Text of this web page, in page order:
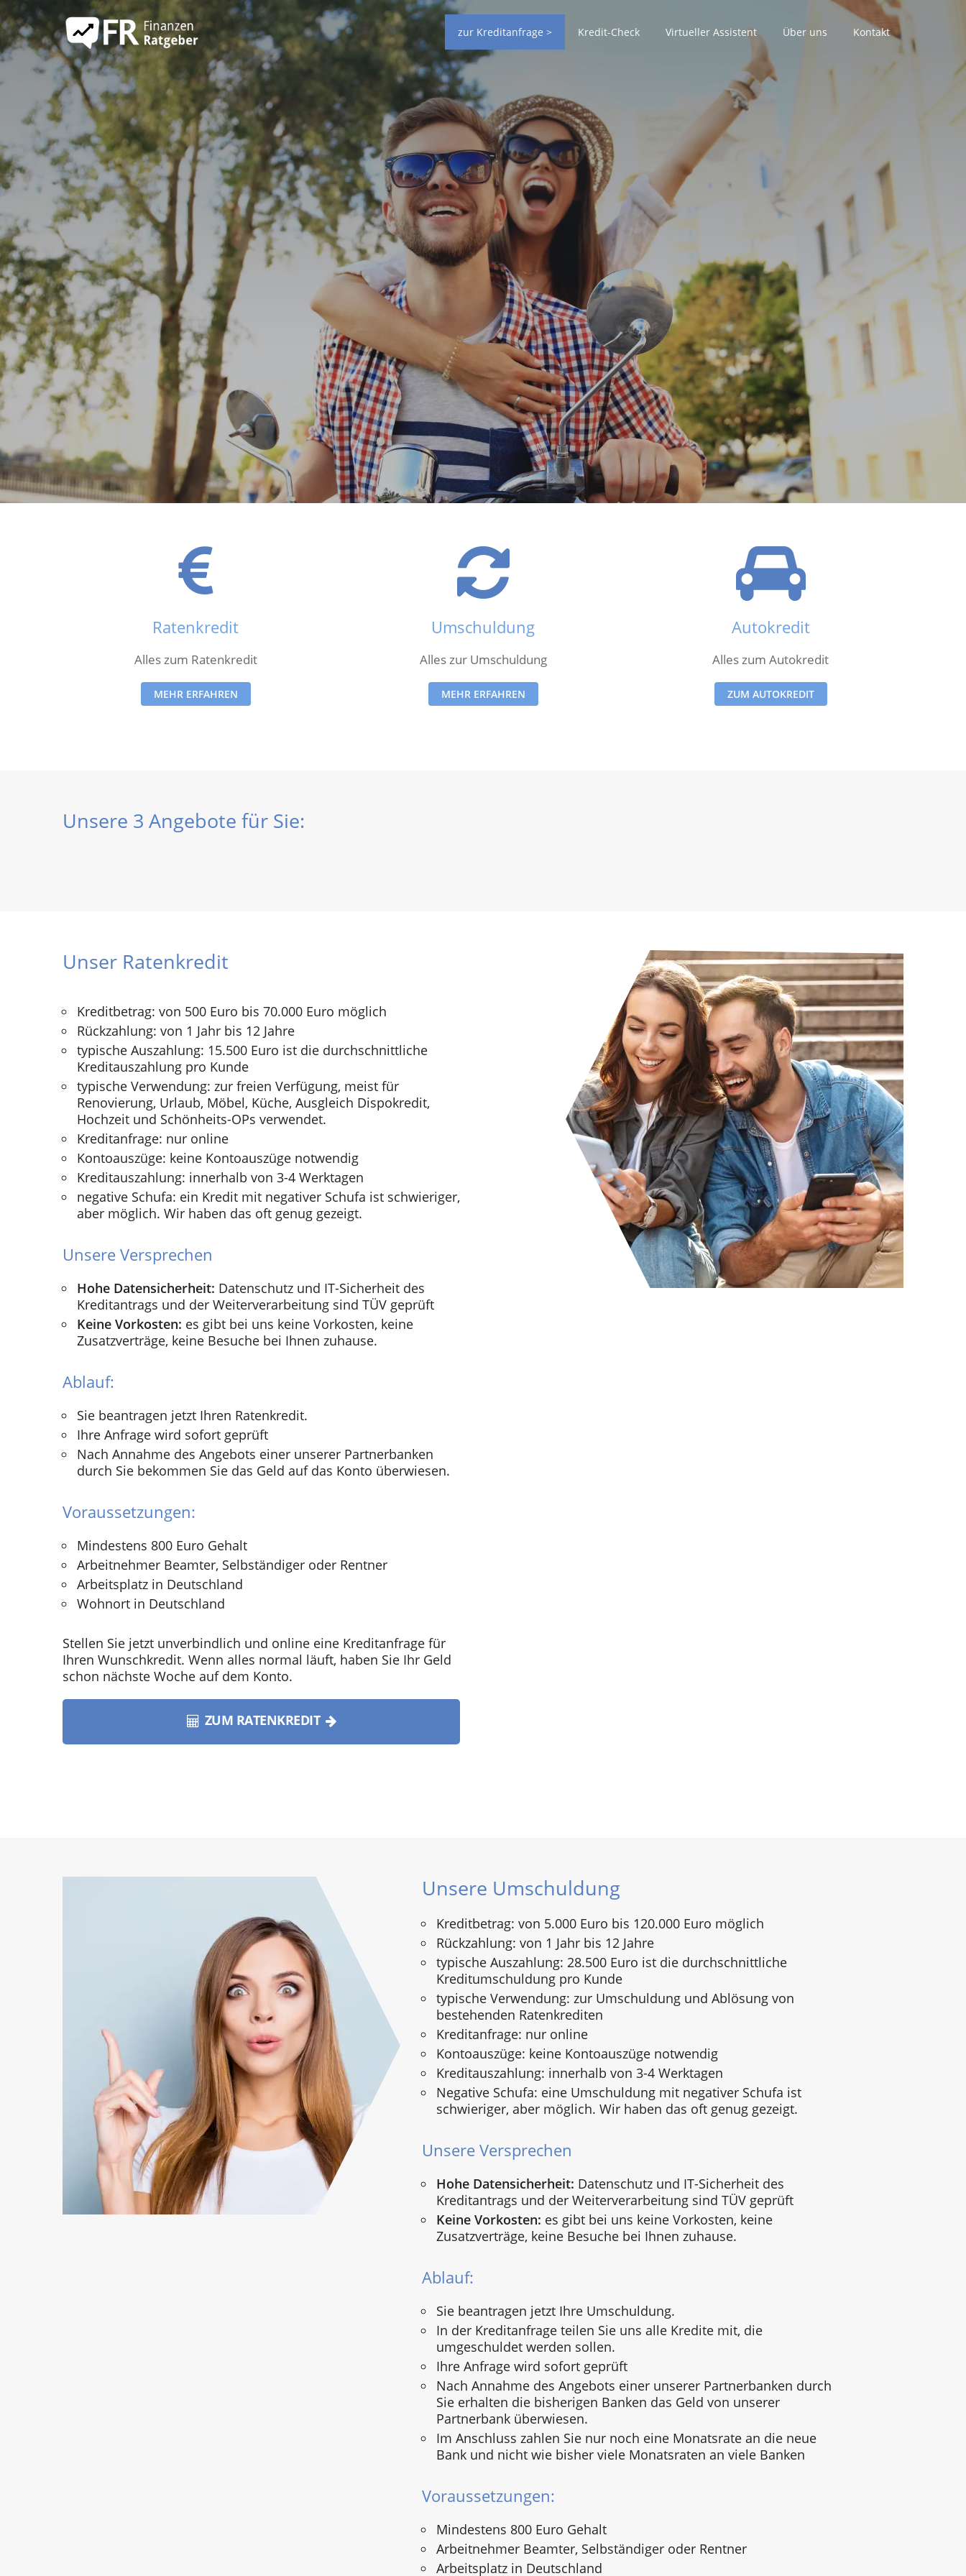
zur Kreditanfrage > Kredit-Check Virtueller Assistent Über uns Kontakt
Ratenkredit
Alles zum Ratenkredit
MEHR ERFAHREN
Umschuldung
Alles zur Umschuldung
MEHR ERFAHREN
Autokredit
Alles zum Autokredit
ZUM AUTOKREDIT
Unsere 3 Angebote für Sie:
Unser Ratenkredit
Kreditbetrag: von 500 Euro bis 70.000 Euro möglich
Rückzahlung: von 1 Jahr bis 12 Jahre
typische Auszahlung: 15.500 Euro ist die durchschnittliche
Kreditauszahlung pro Kunde
typische Verwendung: zur freien Verfügung, meist für
Renovierung, Urlaub, Möbel, Küche, Ausgleich Dispokredit,
Hochzeit und Schönheits-OPs verwendet.
Kreditanfrage: nur online
Kontoauszüge: keine Kontoauszüge notwendig
Kreditauszahlung: innerhalb von 3-4 Werktagen
negative Schufa: ein Kredit mit negativer Schufa ist schwieriger,
aber möglich. Wir haben das oft genug gezeigt.
Unsere Versprechen
Hohe Datensicherheit: Datenschutz und IT-Sicherheit des
Kreditantrags und der Weiterverarbeitung sind TÜV geprüft
Keine Vorkosten: es gibt bei uns keine Vorkosten, keine
Zusatzverträge, keine Besuche bei Ihnen zuhause.
Ablauf:
Sie beantragen jetzt Ihren Ratenkredit.
Ihre Anfrage wird sofort geprüft
Nach Annahme des Angebots einer unserer Partnerbanken
durch Sie bekommen Sie das Geld auf das Konto überwiesen.
Voraussetzungen:
Mindestens 800 Euro Gehalt
Arbeitnehmer Beamter, Selbständiger oder Rentner
Arbeitsplatz in Deutschland
Wohnort in Deutschland
Stellen Sie jetzt unverbindlich und online eine Kreditanfrage für
Ihren Wunschkredit. Wenn alles normal läuft, haben Sie Ihr Geld
schon nächste Woche auf dem Konto.
ZUM RATENKREDIT
Unsere Umschuldung
Kreditbetrag: von 5.000 Euro bis 120.000 Euro möglich
Rückzahlung: von 1 Jahr bis 12 Jahre
typische Auszahlung: 28.500 Euro ist die durchschnittliche
Kreditumschuldung pro Kunde
typische Verwendung: zur Umschuldung und Ablösung von
bestehenden Ratenkrediten
Kreditanfrage: nur online
Kontoauszüge: keine Kontoauszüge notwendig
Kreditauszahlung: innerhalb von 3-4 Werktagen
Negative Schufa: eine Umschuldung mit negativer Schufa ist
schwieriger, aber möglich. Wir haben das oft genug gezeigt.
Unsere Versprechen
Hohe Datensicherheit: Datenschutz und IT-Sicherheit des
Kreditantrags und der Weiterverarbeitung sind TÜV geprüft
Keine Vorkosten: es gibt bei uns keine Vorkosten, keine
Zusatzverträge, keine Besuche bei Ihnen zuhause.
Ablauf:
Sie beantragen jetzt Ihre Umschuldung.
In der Kreditanfrage teilen Sie uns alle Kredite mit, die
umgeschuldet werden sollen.
Ihre Anfrage wird sofort geprüft
Nach Annahme des Angebots einer unserer Partnerbanken durch
Sie erhalten die bisherigen Banken das Geld von unserer
Partnerbank überwiesen.
Im Anschluss zahlen Sie nur noch eine Monatsrate an die neue
Bank und nicht wie bisher viele Monatsraten an viele Banken
Voraussetzungen:
Mindestens 800 Euro Gehalt
Arbeitnehmer Beamter, Selbständiger oder Rentner
Arbeitsplatz in Deutschland